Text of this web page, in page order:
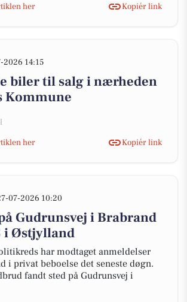
her
Kopiér link
2026 14:15
biler til salg i nærheden
Kommune
her
Kopiér link
07-2026 10:20
Gudrunsvej i Brabrand
i Østjylland
har modtaget anmeldelser
i privat beboelse det seneste døgn.
fandt sted på Gudrunsvej i